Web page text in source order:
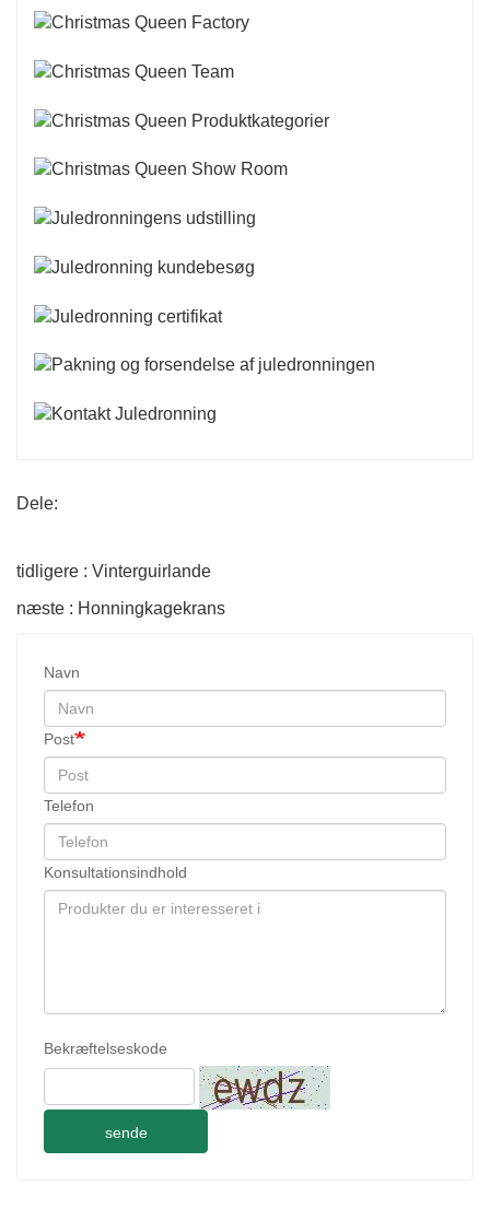
Dele:
tidligere : Vinterguirlande
næste : Honningkagekrans
Navn
Post
Telefon
Konsultationsindhold
Bekræftelseskode
sende